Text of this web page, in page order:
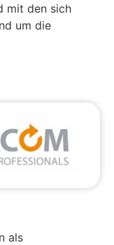
mit den sich
um die
als